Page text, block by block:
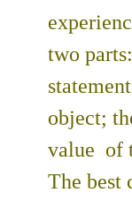
two
object;
value of
The best